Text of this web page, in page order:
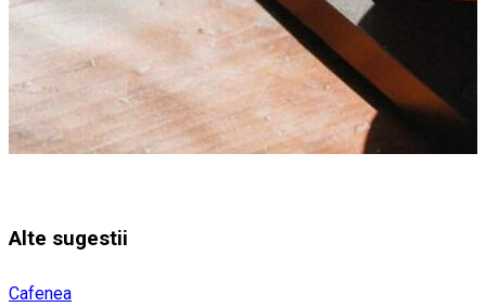
Alte sugestii
Cafenea